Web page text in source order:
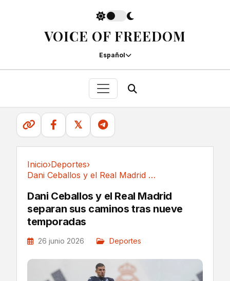
VOICE OF FREEDOM
Español
𝕏
Inicio›Deportes›
Dani Ceballos y el Real Madrid separan sus...
Dani Ceballos y el Real Madrid
separan sus caminos tras nueve
temporadas
26 junio 2026 Deportes